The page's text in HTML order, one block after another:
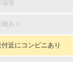
有
機あり
近にコンビニあり